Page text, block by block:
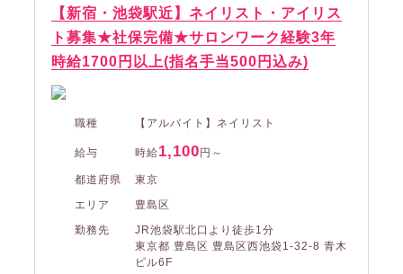
【新宿・池袋駅近】ネイリスト・アイリス
ト募集★社保完備★サロンワーク経験3年
時給1700円以上(指名手当500円込み)
職種 【アルバイト】ネイリスト
給与 時給1,100円～
都道府県
東京
エリア
豊島区
勤務先
JR池袋駅北口より徒歩1分
東京都 豊島区 豊島区西池袋1-32-8 青木
ビル6F